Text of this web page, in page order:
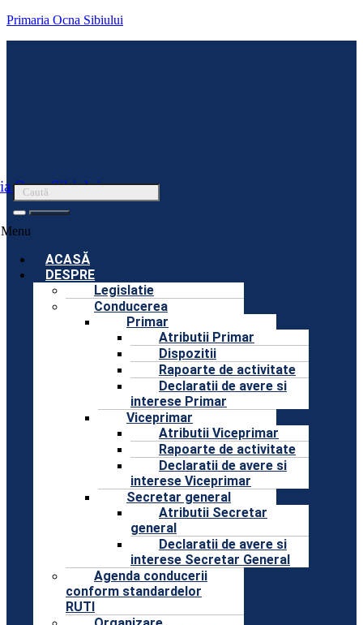
Primaria Ocna Sibiului
Ocna Sibiului
Menu
ACASĂ
DESPRE
Legislatie
Conducerea
Primar
Atributii Primar
Dispozitii
Rapoarte de activitate
Declaratii de avere si
interese Primar
Viceprimar
Atributii Viceprimar
Rapoarte de activitate
Declaratii de avere si
interese Viceprimar
Secretar general
Atributii Secretar
general
Declaratii de avere si
interese Secretar General
Agenda conducerii
conform standardelor
RUTI